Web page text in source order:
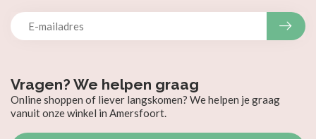
Vragen? We helpen graag
Online shoppen of liever langskomen? We helpen je graag
vanuit onze winkel in Amersfoort.